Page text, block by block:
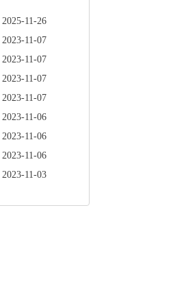
2025-11-26
2023-11-07
2023-11-07
2023-11-07
2023-11-07
2023-11-06
2023-11-06
2023-11-06
2023-11-03